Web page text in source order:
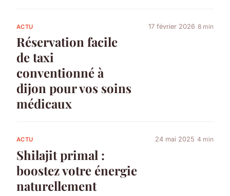
ACTU
Réservation facile
de taxi
conventionné à
dijon pour vos soins
médicaux
17 février 2026 8 min
ACTU
Shilajit primal :
boostez votre énergie
naturellement
24 mai 2025 4 min